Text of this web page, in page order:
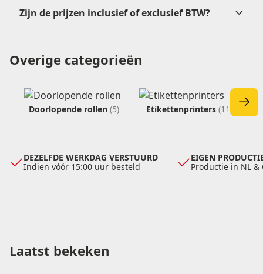
verkoop@etikon.nl verkoop@etikon.nl
Zijn de prijzen inclusief of exclusief BTW?
Overige categorieën
Doorlopende rollen (5) Etikettenprinters (11)
DEZELFDE WERKDAG VERSTUURD
Indien vóór 15:00 uur besteld
EIGEN
Productie in NL &
Laatst bekeken